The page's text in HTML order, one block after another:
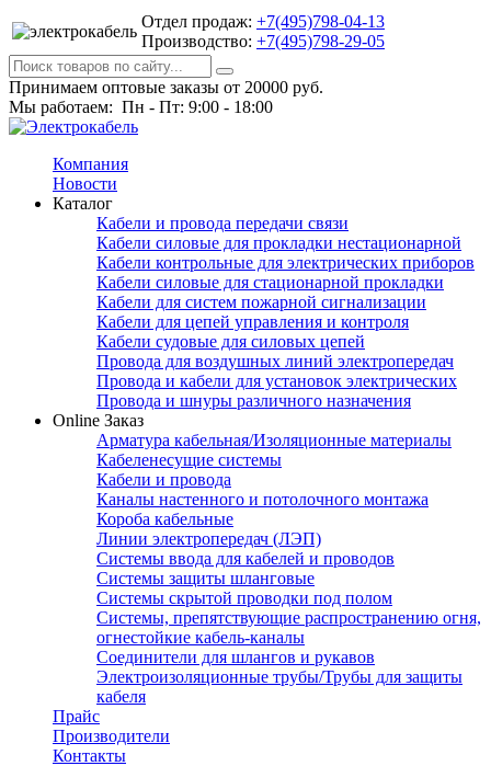
Отдел продаж: +7(495)798-04-13
Производство: +7(495)798-29-05
Принимаем оптовые заказы от 20000 руб.
Мы работаем: Пн - Пт: 9:00 - 18:00
Компания
Новости
Каталог
Кабели и провода передачи связи
Кабели силовые для прокладки нестационарной
Кабели контрольные для электрических приборов
Кабели силовые для стационарной прокладки
Кабели для систем пожарной сигнализации
Кабели для цепей управления и контроля
Кабели судовые для силовых цепей
Провода для воздушных линий электропередач
Провода и кабели для установок электрических
Провода и шнуры различного назначения
Online Заказ
Арматура кабельная/Изоляционные материалы
Кабеленесущие системы
Кабели и провода
Каналы настенного и потолочного монтажа
Короба кабельные
Линии электропередач (ЛЭП)
Системы ввода для кабелей и проводов
Системы защиты шланговые
Системы скрытой проводки под полом
Системы, препятствующие распространению огня,
огнестойкие кабель-каналы
Соединители для шлангов и рукавов
Электроизоляционные трубы/Трубы для защиты
кабеля
Прайс
Производители
Контакты